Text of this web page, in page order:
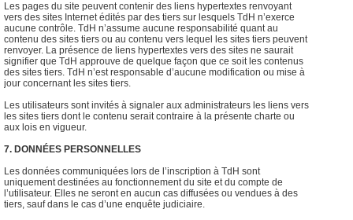
Les pages du site peuvent contenir des liens hypertextes renvoyant
vers des sites Internet édités par des tiers sur lesquels TdH n’exerce
aucune contrôle. TdH n’assume aucune responsabilité quant au
contenu des sites tiers ou au contenu vers lequel les sites tiers peuvent
renvoyer. La présence de liens hypertextes vers des sites ne saurait
signifier que TdH approuve de quelque façon que ce soit les contenus
des sites tiers. TdH n’est responsable d’aucune modification ou mise à
jour concernant les sites tiers.
Les utilisateurs sont invités à signaler aux administrateurs les liens vers
les sites tiers dont le contenu serait contraire à la présente charte ou
aux lois en vigueur.
7. DONNÉES PERSONNELLES
Les données communiquées lors de l’inscription à TdH sont
uniquement destinées au fonctionnement du site et du compte de
l’utilisateur. Elles ne seront en aucun cas diffusées ou vendues à des
tiers, sauf dans le cas d’une enquête judiciaire.